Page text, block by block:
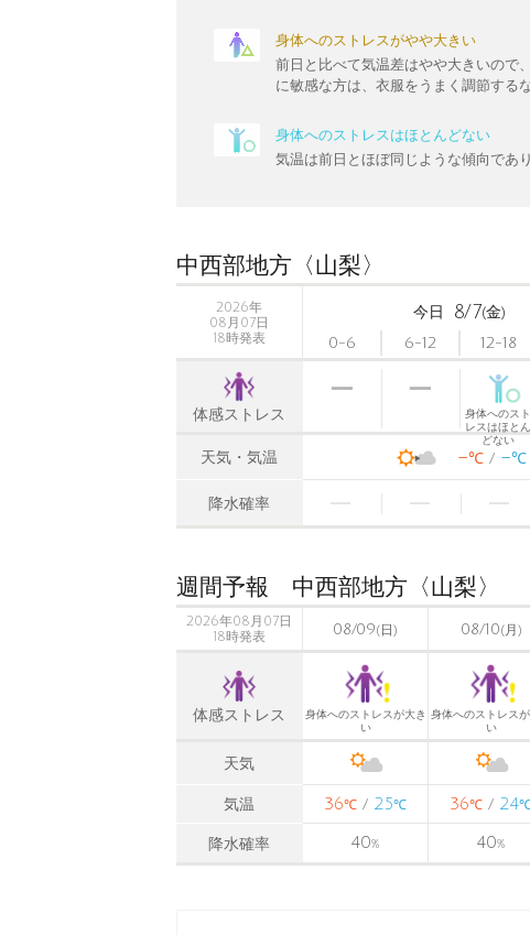
身体へのストレスがやや大きい
前日と比べて気温差はやや大きいので
に敏感な方は、衣服をうまく調節する
身体へのストレスはほとんどない
気温は前日とほぼ同じような傾向であ
中西部地方〈山梨〉
2026年
08月07日
18時発表
今日 8/7(金)
0-6
6-12 12-18
体感ストレス
身体へのスト
レスはほとん
どない
天気・気温 -℃ -℃
降水確率
週間予報 中西部地方〈山梨〉
2026年08月07日
18時発表
08/09(日) 08/10(月)
体感ストレス
身体へのストレスが大き
い
身体へのストレス
い
天気
気温 36℃ / 25℃ 36℃ / 24
降水確率 40% 40%